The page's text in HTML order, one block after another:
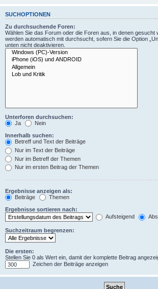
SUCHOPTIONEN
Zu durchsuchende Foren:
Wählen Sie das Forum oder die Foren aus, in denen gesucht
werden automatisch mit durchsucht, sofern Sie die Option
unten nicht deaktivieren.
Unterforen durchsuchen:
Ja
Nein
Innerhalb suchen:
Betreff und Text der Beiträge
Nur im Text der Beiträge
Nur im Betreff der Themen
Nur im ersten Beitrag der Themen
Ergebnisse anzeigen als:
Beiträge
Themen
Ergebnisse sortieren nach:
Aufsteigend
Suchzeitraum begrenzen:
Die ersten:
Stellen Sie 0 als Wert ein, damit der komplette Beitrag
Zeichen der Beiträge anzeigen